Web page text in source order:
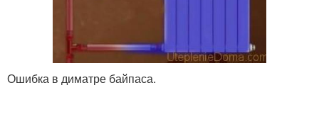
Ошибка в диматре байпаса.